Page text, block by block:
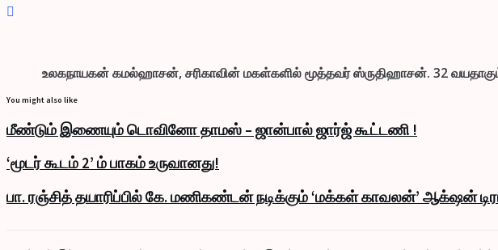
உலகநாயகன் கமல்ஹாசன், சரிகாவின் மகள்களில் மூத்தவர் ஸ்ருதிஹாசன். 32
You might also like
மீண்டும் இணையும் டொவினோ தாமஸ் – ஜான்பால் ஜார்ஜ் கூட்டணி !
‘மூடர் கூடம் 2’ ம் பாகம் உருவானது!
பா. ரஞ்சித் தயாரிப்பில் கே. மணிகண்டன் நடிக்கும் ‘மக்கள் காவலன்’ ஆக்‌ஷன்